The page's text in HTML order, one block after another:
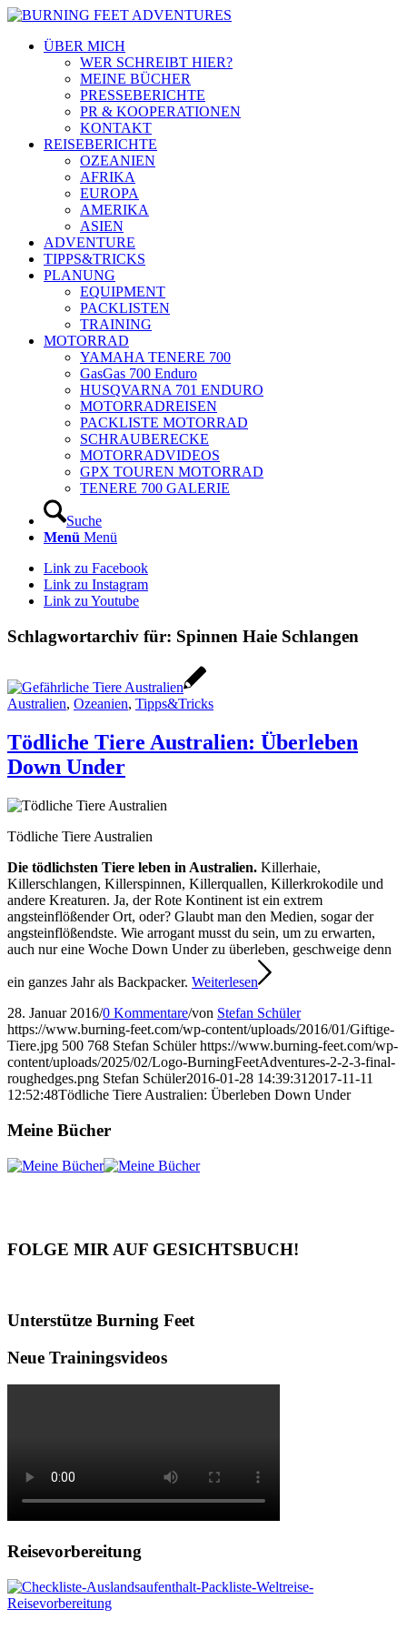
ÜBER MICH
WER SCHREIBT HIER?
MEINE BÜCHER
PRESSEBERICHTE
PR & KOOPERATIONEN
KONTAKT
REISEBERICHTE
OZEANIEN
AFRIKA
EUROPA
AMERIKA
ASIEN
ADVENTURE
TIPPS&TRICKS
PLANUNG
EQUIPMENT
PACKLISTEN
TRAINING
MOTORRAD
YAMAHA TENERE 700
GasGas 700 Enduro
HUSQVARNA 701 ENDURO
MOTORRADREISEN
PACKLISTE MOTORRAD
SCHRAUBERECKE
MOTORRADVIDEOS
GPX TOUREN MOTORRAD
TENERE 700 GALERIE
Suche
Menü Menü
Link zu Facebook
Link zu Instagram
Link zu Youtube
Schlagwortarchiv für: Spinnen Haie Schlangen
Australien, Ozeanien, Tipps&Tricks
Tödliche Tiere Australien: Überleben
Down Under
Tödliche Tiere Australien
Die tödlichsten Tiere leben in Australien. Killerhaie,
Killerschlangen, Killerspinnen, Killerquallen, Killerkrokodile und
andere Kreaturen. Ja, der Rote Kontinent ist ein extrem
angsteinflößender Ort, oder? Glaubt man den Medien, sogar der
angsteinflößendste. Wie arrogant musst du sein, um zu erwarten,
auch nur eine Woche Down Under zu überleben, geschweige denn
ein ganzes Jahr als Backpacker. Weiterlesen
28. Januar 2016/0 Kommentare/von Stefan Schüler
https://www.burning-feet.com/wp-content/uploads/2016/01/Giftige-
Tiere.jpg 500 768 Stefan Schüler https://www.burning-feet.com/wp-
content/uploads/2025/02/Logo-BurningFeetAdventures-2-2-3-final-
roughedges.png Stefan Schüler2016-01-28 14:39:31 2017-11-11
12:52:48Tödliche Tiere Australien: Überleben Down Under
Meine Bücher
FOLGE MIR AUF GESICHTSBUCH!
Unterstütze Burning Feet
Neue Trainingsvideos
Reisevorbereitung